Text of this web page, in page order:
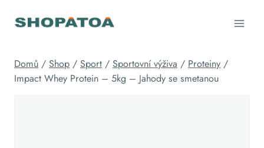
Domů / Shop / Sport / Sportovní výživa / Proteiny /
Impact Whey Protein – 5kg – Jahody se smetanou